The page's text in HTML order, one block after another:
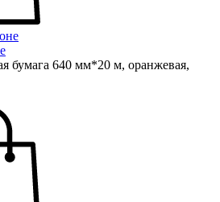
бумага 640 мм*20 м, оранжевая,